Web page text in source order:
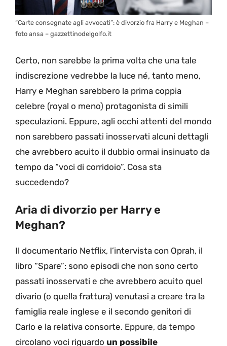
“Carte consegnate agli avvocati”: è divorzio fra Harry e Meghan –
foto ansa – gazzettinodelgolfo.it
Certo, non sarebbe la prima volta che una tale
indiscrezione vedrebbe la luce né, tanto meno,
Harry e Meghan sarebbero la prima coppia
celebre (royal o meno) protagonista di simili
speculazioni. Eppure, agli occhi attenti del mondo
non sarebbero passati inosservati alcuni dettagli
che avrebbero acuito il dubbio ormai insinuato da
tempo da “voci di corridoio”. Cosa sta
succedendo?
Aria di divorzio per Harry e
Meghan?
Il documentario Netflix, l’intervista con Oprah, il
libro “Spare”: sono episodi che non sono certo
passati inosservati e che avrebbero acuito quel
divario (o quella frattura) venutasi a creare tra la
famiglia reale inglese e il secondo genitori di
Carlo e la relativa consorte. Eppure, da tempo
circolano voci riguardo un possibile